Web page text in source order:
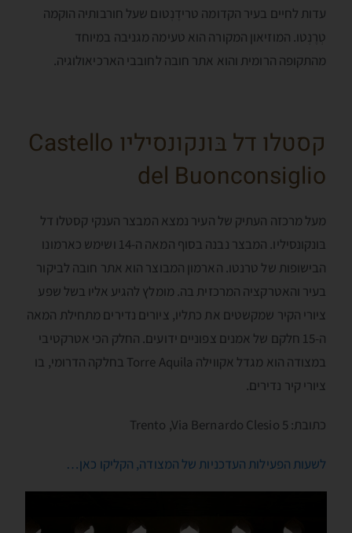
עדות לחיים בעיר הקדומה טרידֶנְטום שעל חורבותיה הוקמה
טְרֶנְטו. המוזיאון המקורה הוא טעימה מגניבה במיוחד
מהתקופה הרומית והוא אתר חובה לחובבי הארכיאולוגיה.
קסטלו דל בּונקונסיליו Castello
del Buonconsiglio
מעל מרכזה העתיק של העיר נמצא המבצר הענקי קסטלו דל
בּונקונסיליו. המבצר נבנה בסוף המאה ה-14 ושימש כארמונו
הבישופות של טרנטו. הארמון המבוצר הוא אתר חובה לביקור
בעיר והאטרקציה המרכזית בה. מומלץ להגיע אליו בשל שפע
ציורי הקיר שמקשטים את כתליו, ציורים נדירים מתחילת המאה
ה-15 חלקם של אמנים צפוניים ידועים. החלק הכי אטרקטיבי
במצודה הוא מגדל אקווילה Torre Aquila בחלקה הדרומי, בו
ציורי קיר נדירים.
כתובת: Trento ,Via Bernardo Clesio 5
לשעות הפעילות העדכניות של המצודה, הקליקו כאן…